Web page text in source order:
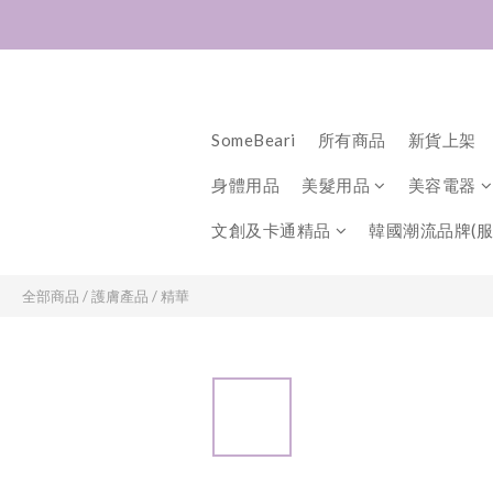
SomeBeari 所有商品 新貨上架
身體用品 美髮用品 美容電器
文創及卡通精品 韓國潮流品牌(
全部商品 /護膚產品 / 精華